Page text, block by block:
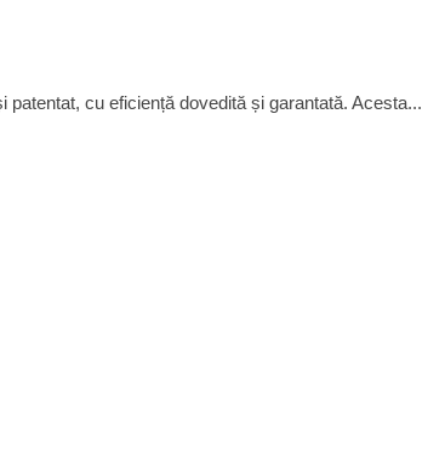
cu eficiență dovedită și garantată. Acesta...